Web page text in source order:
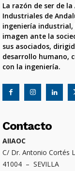
La razón de ser de
Industriales de
ingeniería
imagen ante la
sus asociados,
desarrollo humano,
con la ingeniería.
Contacto
AIIAOC
C/ Dr. Antonio Cortés
41004 – SEVILLA